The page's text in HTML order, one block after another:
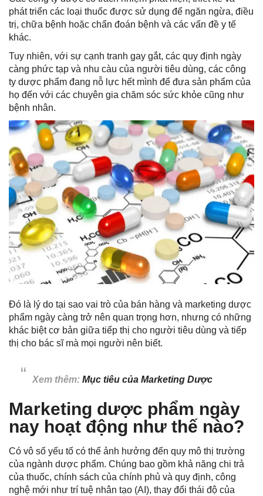
phát triển các loại thuốc được sử dụng để ngăn ngừa, điều
trị, chữa bệnh hoặc chẩn đoán bệnh và các vấn đề y tế
khác.
Tuy nhiên, với sự cạnh tranh gay gắt, các quy định ngày
càng phức tạp và nhu càu của người tiêu dùng, các công
ty dược phẩm đang nỗ lực hết mình để đưa sản phẩm của
họ đến với các chuyên gia chăm sóc sức khỏe cũng như
bệnh nhân.
Đó là lý do tại sao vai trò của bán hàng và marketing dược
phẩm ngày càng trở nên quan trọng hơn, nhưng có những
khác biệt cơ bản giữa tiếp thị cho người tiêu dùng và tiếp
thị cho bác sĩ mà mọi người nên biết.
Xem thêm: Mục tiêu của Marketing Dược
Marketing dược phẩm ngày
nay hoạt động như thế nào?
Có vô số yếu tố có thể ảnh hưởng đến quy mô thị trường
của ngành dược phẩm. Chúng bao gồm khả năng chi trả
của thuốc, chính sách của chính phủ và quy định, công
nghệ mới như trí tuệ nhân tạo (AI), thay đổi thái độ của